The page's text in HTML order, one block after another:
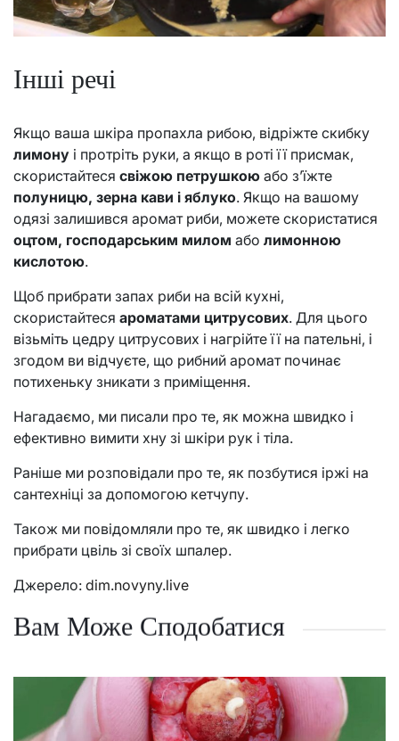
Інші речі
Якщо ваша шкіра пропахла рибою, відріжте скибку
лимону і протріть руки, а якщо в роті її присмак,
скористайтеся свіжою петрушкою або з’їжте
полуницю, зерна кави і яблуко. Якщо на вашому
одязі залишився аромат риби, можете скористатися
оцтом, господарським милом або лимонною
кислотою.
Щоб прибрати запах риби на всій кухні,
скористайтеся ароматами цитрусових. Для цього
візьміть цедру цитрусових і нагрійте її на пательні, і
згодом ви відчуєте, що рибний аромат починає
потихеньку зникати з приміщення.
Нагадаємо, ми писали про те, як можна швидко і
ефективно вимити хну зі шкіри рук і тіла.
Раніше ми розповідали про те, як позбутися іржі на
сантехніці за допомогою кетчупу.
Також ми повідомляли про те, як швидко і легко
прибрати цвіль зі своїх шпалер.
Джерело: dim.novyny.live
Вам Може Сподобатися